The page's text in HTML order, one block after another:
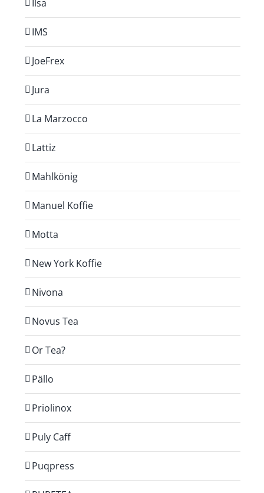
Ilsa
IMS
JoeFrex
Jura
La Marzocco
Lattiz
Mahlkönig
Manuel Koffie
Motta
New York Koffie
Nivona
Novus Tea
Or Tea?
Pällo
Priolinox
Puly Caff
Puqpress